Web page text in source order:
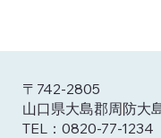
〒742-2805
山口県大島郡周防大
TEL：0820-77-1234